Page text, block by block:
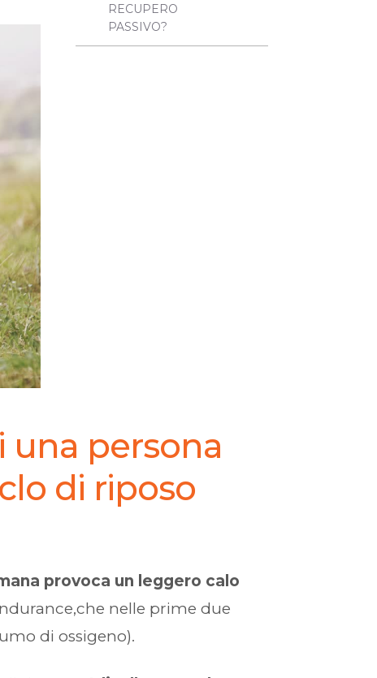
RECUPERO
PASSIVO?
una persona
di riposo
provoca un leggero calo
nelle prime due
di ossigeno).